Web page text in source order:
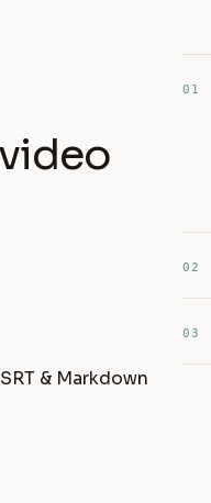
01
02
03
& Markdown